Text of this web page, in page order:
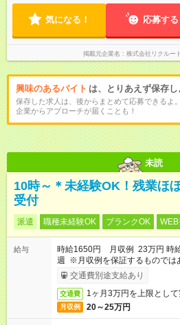
気になる！ 応募する
掲載元企業名 株式会社リクルー
興味のあるバイト は、とりあえず保存し
保存した求人は、後からまとめて応募できるよ。
企業からアプローチが届くことも！
未読
10時～＊未経験OK！残業ほ
受付
派遣 職種未経験OK ブランクOK
給与
時給1650円 月収例 23万円 時
週 ※月収例を保証するものでは
交通費別途支給あり
交通費 1ヶ月3万円を上限とし
月収例 20～25万円